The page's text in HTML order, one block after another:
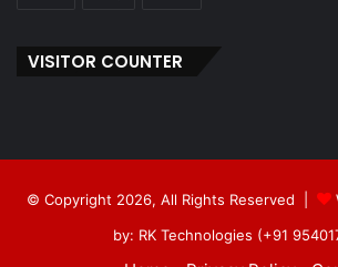
VISITOR COUNTER
© Copyright 2026, All Rights Reserved |
by: RK Technologies (+91